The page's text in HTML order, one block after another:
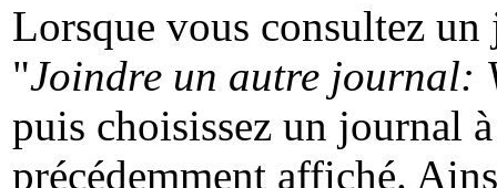
Lorsque vous consultez
"Joindre un autre journal:
puis choisissez un journal
précédemment affiché.